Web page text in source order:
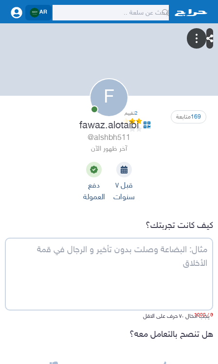
AR
F
169متابعة 2تقييم
fawaz.alotaibi
@alshbh511
آخر ظهور الآن
قبل ٧
سنوات
دفع
العمولة
كيف كانت تجربتك؟
*يجب ادخال ٧٠ حرف على الاقل0
/ 1000
هل تنصح بالتعامل معه؟